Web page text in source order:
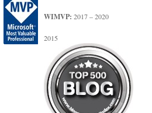
WIMVP: 2017 – 2020
2015